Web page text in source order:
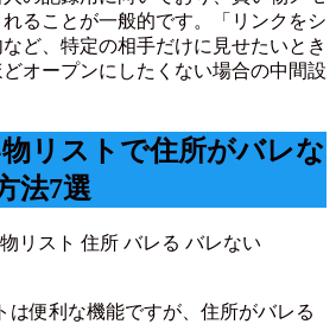
ることが一般的です。「リンクをシ
ど、特定の相手だけに見せたいとき
オープンにしたくない場合の中間設
リストで住所がバレな
法7選
は便利な機能ですが、住所がバレる